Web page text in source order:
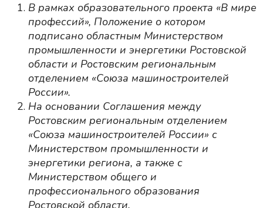
В рамках образовательного проекта «В мире
профессий», Положение о котором
подписано областным Министерством
промышленности и энергетики Ростовской
области и Ростовским региональным
отделением «Союза машиностроителей
России».
На основании Соглашения между
Ростовским региональным отделением
«Союза машиностроителей России» с
Министерством промышленности и
энергетики региона, а также с
Министерством общего и
профессионального образования